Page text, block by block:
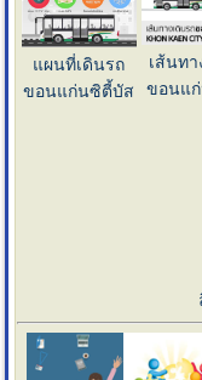
แผนที่เดินรถ
ขอนแก่นซิตี้บัส
เส้นทา
ขอนแ